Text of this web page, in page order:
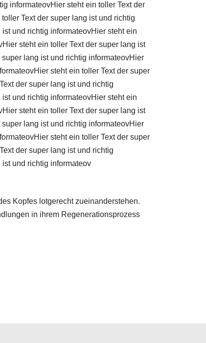
informateovHier steht ein toller Text der
Text der super lang ist und richtig
und richtig informateovHier steht ein
steht ein toller Text der super lang ist
lang ist und richtig informateovHier
steht ein toller Text der super
der super lang ist und richtig
und richtig informateovHier steht ein
steht ein toller Text der super lang ist
lang ist und richtig informateovHier
steht ein toller Text der super
der super lang ist und richtig
und richtig informateov
Kopfes lotgerecht zueinanderstehen.
in ihrem Regenerationsprozess